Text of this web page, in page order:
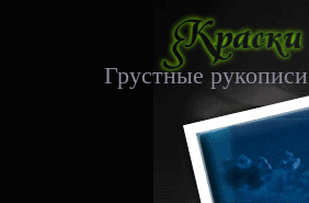
Грустные рукописи